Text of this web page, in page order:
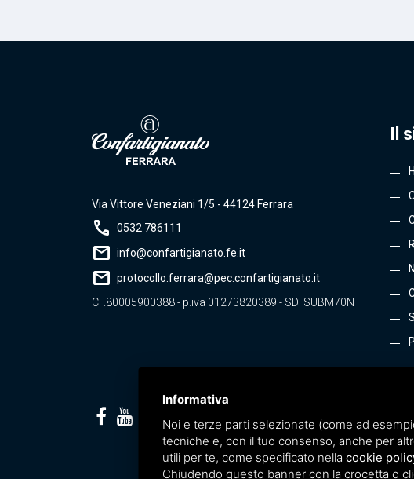
Via Vittore Veneziani 1/5 - 44124 Ferrara
call 0532 786111
mail info@confartigianato.fe.it
mail protocollo.ferrara@pec.confartigianato.it
CF.80005900388 - p.iva 01273820389 - SDI SUBM70N
Il
Informativa
Noi e terze parti selezionate (come ad
tecniche e, con il tuo consenso, anche per
utili per te, come specificato nella cookie
Chiudendo questo banner con la crocetta o